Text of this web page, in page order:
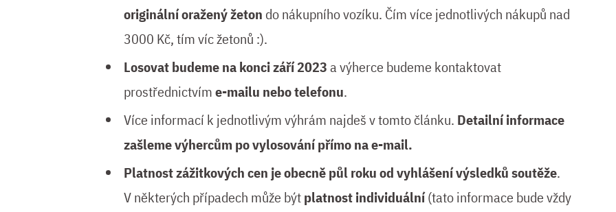
originální oražený žeton do nákupního vozíku. Čím více jednotlivých nákupů nad
3000 Kč, tím víc žetonů :).
Losovat budeme na konci září 2023a výherce budeme kontaktovat
prostřednictvíme-mailu nebo telefonu.
Více informací k jednotlivým výhrám najdeš v tomto článku. Detailní informace
zašleme výhercům po vylosování přímo na e-mail.
Platnost zážitkových cen je obecně půl roku od vyhlášení výsledků soutěže.
V některých případech může býtplatnost individuální(tato informace bude vždy